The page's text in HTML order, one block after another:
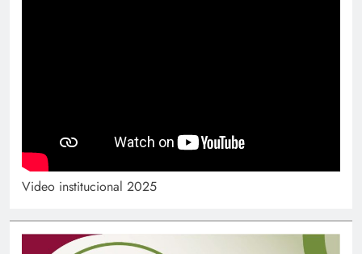
Video institucional 2025